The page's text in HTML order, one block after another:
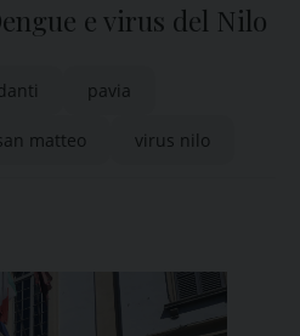
e virus del Nilo
pavia
matteo virus nilo